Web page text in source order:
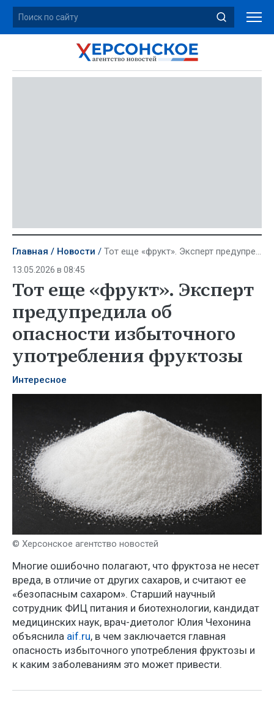
Главная Новости Тот еще «фрукт». Эксперт предупредила об опасности избыточного употребления фруктозы
13.05.2026 в 08:45
Тот еще «фрукт». Эксперт
предупредила об
опасности избыточного
употребления фруктозы
Интересное
© Херсонское агентство новостей
Многие ошибочно полагают, что фруктоза не несет
вреда, в отличие от других сахаров, и считают ее
«безопасным сахаром». Старший научный
сотрудник ФИЦ питания и биотехнологии, кандидат
медицинских наук, врач-диетолог Юлия Чехонина
объяснила aif.ru, в чем заключается главная
опасность избыточного употребления фруктозы и
к каким заболеваниям это может привести.